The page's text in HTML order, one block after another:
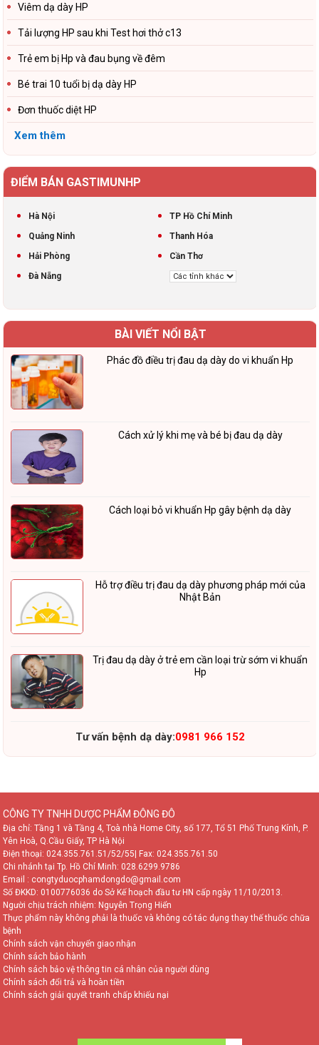
Viêm dạ dày HP
Tải lượng HP sau khi Test hơi thở c13
Trẻ em bị Hp và đau bụng về đêm
Bé trai 10 tuổi bị dạ dày HP
Đơn thuốc diệt HP
Xem thêm
ĐIỂM BÁN GASTIMUNHP
Hà Nội
TP Hồ Chí Minh
Quảng Ninh
Thanh Hóa
Hải Phòng
Cần Thơ
Đà Nẵng
BÀI VIẾT NỔI BẬT
Phác đồ điều trị đau dạ dày do vi khuẩn Hp
Cách xử lý khi mẹ và bé bị đau dạ dày
Cách loại bỏ vi khuẩn Hp gây bệnh dạ dày
Hỗ trợ điều trị đau dạ dày phương pháp mới của
Nhật Bản
Trị đau dạ dày ở trẻ em cần loại trừ sớm vi khuẩn
Hp
Tư vấn bệnh dạ dày:0981 966 152
CÔNG TY TNHH DƯỢC PHẨM ĐÔNG ĐÔ
Địa chỉ: Tầng 1 và Tầng 4, Toà nhà Home City, số 177, Tổ 51 Phố Trung Kính, P.
Yên Hoà, Q.Cầu Giấy, TP Hà Nội
Điện thoại: 024.355.761.51/52/55
| Fax: 024.355.761.50
Chi nhánh tại Tp. Hồ Chí Minh: 028.6299.9786
Email : congtyduocphamdongdo@gmail.com
Số ĐKKD: 0100776036 do Sở Kế hoạch đầu tư HN cấp ngày 11/10/2013.
Người chịu trách nhiệm: Nguyễn Trọng Hiển
Thực phẩm này không phải là thuốc và không có tác dụng thay thế thuốc chữa
bệnh
Chính sách vận chuyển giao nhận
Chính sách bảo hành
Chính sách bảo vệ thông tin cá nhân của người dùng
Chính sách đổi trả và hoàn tiền
Chính sách giải quyết tranh chấp khiếu nại